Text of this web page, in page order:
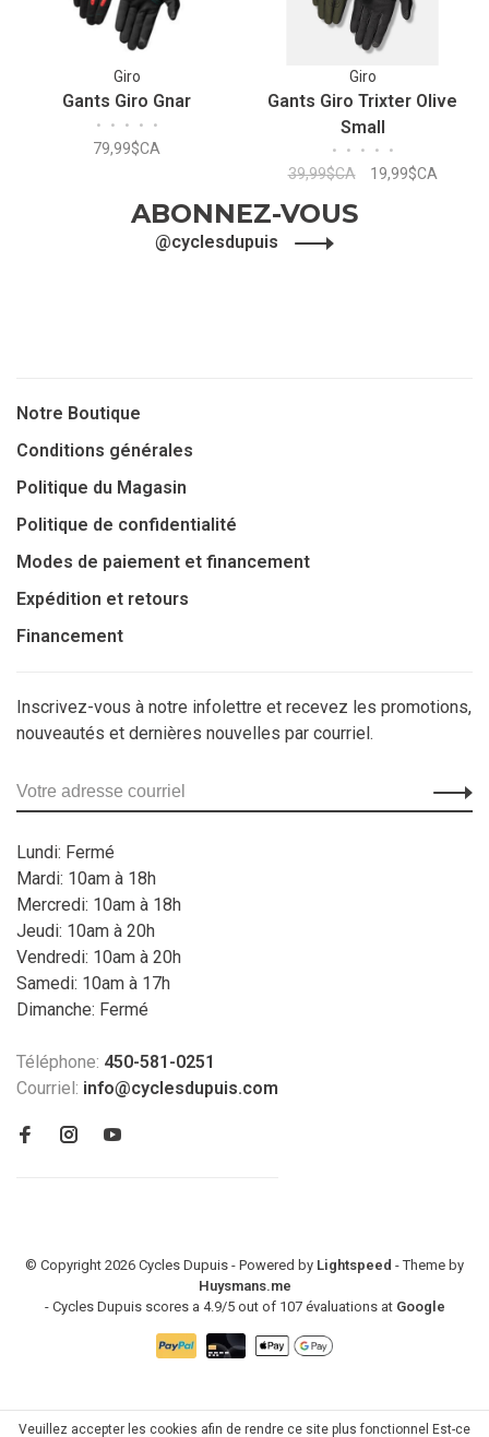
Giro
Gants Giro Gnar
• • • • •
79,99$CA
Giro
Gants Giro Trixter Olive
Small
• • • • •
39,99$CA 19,99$CA
ABONNEZ-VOUS
@cyclesdupuis
Notre Boutique
Conditions générales
Politique du Magasin
Politique de confidentialité
Modes de paiement et financement
Expédition et retours
Financement
Inscrivez-vous à notre infolettre et recevez les promotions,
nouveautés et dernières nouvelles par courriel.
Lundi: Fermé
Mardi: 10am à 18h
Mercredi: 10am à 18h
Jeudi: 10am à 20h
Vendredi: 10am à 20h
Samedi: 10am à 17h
Dimanche: Fermé
Téléphone: 450-581-0251
Courriel: info@cyclesdupuis.com
© Copyright 2026 Cycles Dupuis - Powered by Lightspeed - Theme by
Huysmans.me
- Cycles Dupuis scores a 4.9/5out of 107 évaluations at Google
Veuillez accepter les cookies afin de rendre ce site plus fonctionnel Est-ce